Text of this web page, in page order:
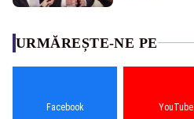
URMĂREȘTE-NE PE
Facebook YouTube